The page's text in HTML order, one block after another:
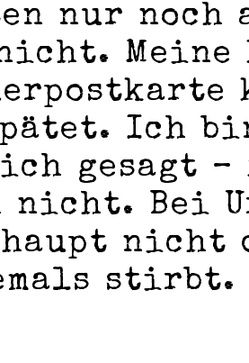
nur noch
Meine
Ich
gesagt –
nicht. Bei
nicht
stirbt.